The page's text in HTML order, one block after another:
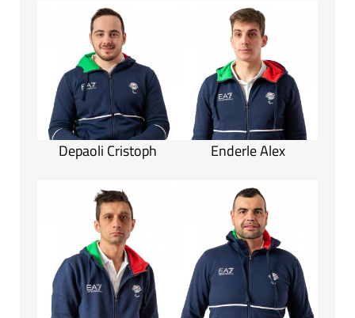
Depaoli Cristoph Enderle Alex